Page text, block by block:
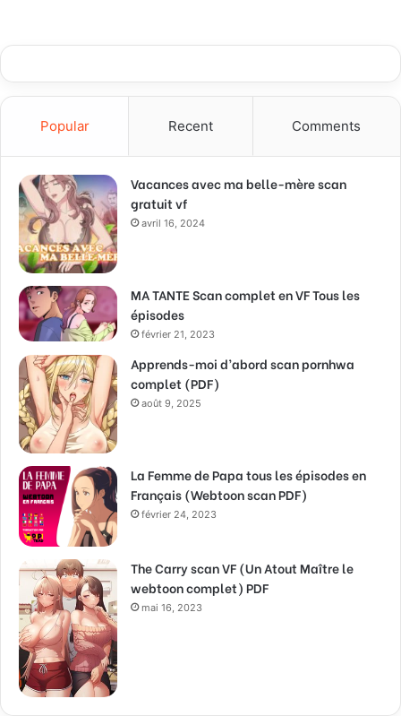
Popular Recent Comments
Vacances avec ma belle-mère scan
gratuit vf
avril 16, 2024
MA TANTE Scan complet en VF Tous les
épisodes
février 21, 2023
Apprends-moi d’abord scan pornhwa
complet (PDF)
août 9, 2025
La Femme de Papa tous les épisodes en
Français (Webtoon scan PDF)
février 24, 2023
The Carry scan VF (Un Atout Maître le
webtoon complet) PDF
mai 16, 2023